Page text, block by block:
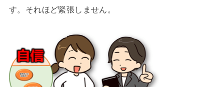
す。それほど緊張しません。